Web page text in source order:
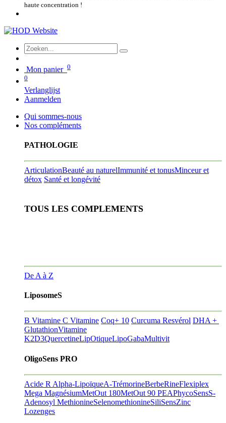
haute concentration !
Mon panier 0
0
Verlanglijst
Aanmelden
Qui sommes-nous
Nos compléments
PATHOLOGIE
ArticulationBeauté au naturelImmunité et tonusMinceur et
détox Santé et longévité
TOUS LES COMPLEMENTS
De A à Z
LiposomeS
B Vitamine C Vitamine Coq+ 10 Curcuma Resvérol DHA +
GlutathionVitamine
K2D3QuercetineLipOtiqueLipoGabaMultivit
OligoSens PRO
Acide R Alpha-LipoïqueA-TrémorineBerbeRineFlexiplex
Mega MagnésiumMetOut 180MetOut 90 PEAPhycoSensS-
Adenosyl MethionineSelenomethionineSiliSensZinc
Lozenges